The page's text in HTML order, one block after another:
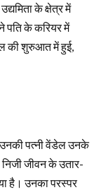
के क्षेत्र में
के करियर में
की शुरुआत में हुई,
पत्नी वेंडेल उनके
जीवन के उतार-
है। उनका परस्पर